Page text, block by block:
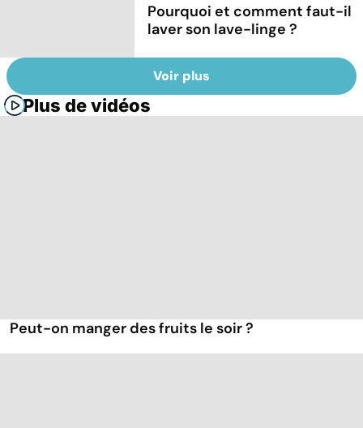
Pourquoi et comment faut-il
laver son lave-linge ?
Voir plus
Plus de vidéos
Peut-on manger des fruits le soir ?